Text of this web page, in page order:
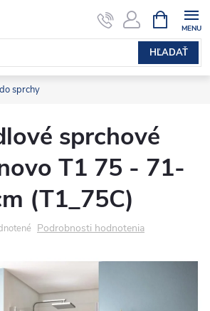
HĽADAŤ
KOŠÍK
sprchy
sprchové
T1 75 - 71-
(T1_75C)
Podrobnosti hodnotenia